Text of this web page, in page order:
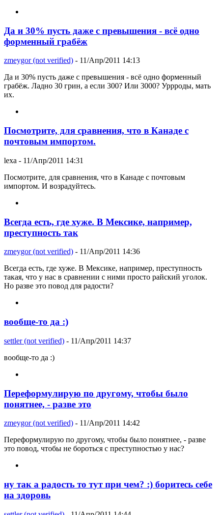
Да и 30% пусть даже с превышения - всё одно
форменный грабёж
zmeygor (not verified) - 11/Апр/2011 14:13
Да и 30% пусть даже с превышения - всё одно форменный
грабёж. Ладно 30 грин, а если 300? Или 3000? Уррроды, мать
их.
Посмотрите, для сравнения, что в Канаде с
почтовым импортом.
lexa - 11/Апр/2011 14:31
Посмотрите, для сравнения, что в Канаде с почтовым
импортом. И возрадуйтесь.
Всегда есть, где хуже. В Мексике, например,
преступность так
zmeygor (not verified) - 11/Апр/2011 14:36
Всегда есть, где хуже. В Мексике, например, преступность
такая, что у нас в сравнении с ними просто райский уголок.
Но разве это повод для радости?
вообще-то да :)
settler (not verified) - 11/Апр/2011 14:37
вообще-то да :)
Переформулирую по другому, чтобы было
понятнее, - разве это
zmeygor (not verified) - 11/Апр/2011 14:42
Переформулирую по другому, чтобы было понятнее, - разве
это повод, чтобы не бороться с преступностью у нас?
ну так а радость то тут при чем? :) боритесь себе
на здоровь